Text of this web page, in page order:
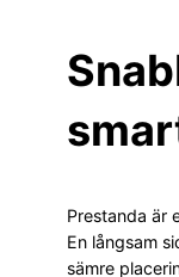
Prestanda är
En långsam
sämre